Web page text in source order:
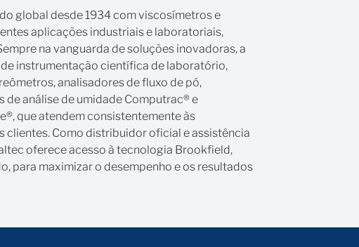
global desde 1934 com viscosímetros e
aplicações industriais e laboratoriais,
na vanguarda de soluções inovadoras, a
instrumentação científica de laboratório,
analisadores de fluxo de pó,
análise de umidade Computrac® e
que atendem consistentemente às
clientes. Como distribuidor oficial e assistência
oferece acesso à tecnologia Brookfield,
para maximizar o desempenho e os resultados